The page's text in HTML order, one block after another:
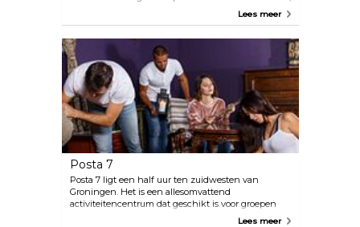
of het nu gaat om wandelen, picknicken of eenden
levendige culturele evenementen, met name het
Noorderzon Performing Arts Festival in augustus.
Lees meer
Posta 7
Posta 7 ligt een half uur ten zuidwesten van
Groningen. Het is een allesomvattend
activiteitencentrum dat geschikt is voor groepen
van alle thema's en groottes, of het nu gaat om
Lees meer